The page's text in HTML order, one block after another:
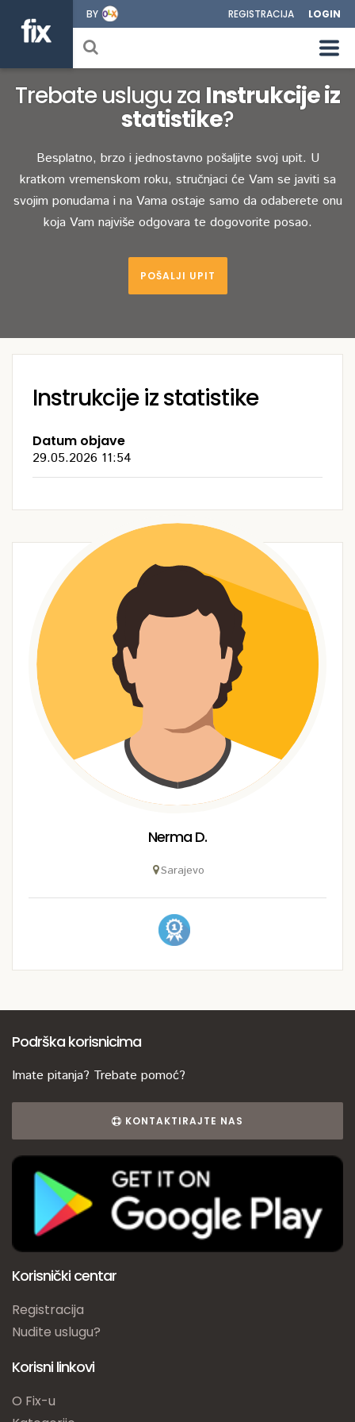
BY REGISTRACIJA LOGIN
Trebate uslugu za Instrukcije iz
statistike?
Besplatno, brzo i jednostavno pošaljite svoj upit. U
kratkom vremenskom roku, stručnjaci će Vam se javiti sa
svojim ponudama i na Vama ostaje samo da odaberete onu
koja Vam najviše odgovara te dogovorite posao.
POŠALJI UPIT
Instrukcije iz statistike
Datum objave
29.05.2026 11:54
Nerma D.
Sarajevo
Podrška korisnicima
Imate pitanja? Trebate pomoć?
KONTAKTIRAJTE NAS
Korisnički centar
Registracija
Nudite uslugu?
Korisni linkovi
O Fix-u